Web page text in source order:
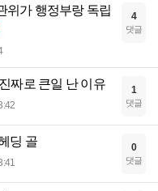
위가 행정부랑 독립
4
댓글
짜로 큰일 난 이유 1
댓글
딩 골 0
댓글